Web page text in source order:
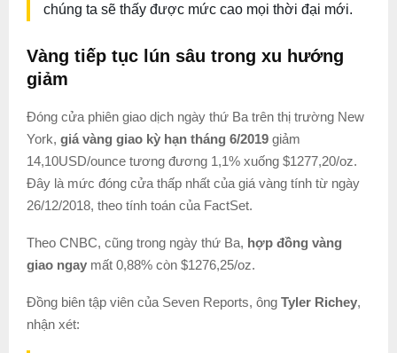
chúng ta sẽ thấy được mức cao mọi thời đại mới.
Vàng tiếp tục lún sâu trong xu hướng
giảm
Đóng cửa phiên giao dịch ngày thứ Ba trên thị trường New
York, giá vàng giao kỳ hạn tháng 6/2019 giảm
14,10USD/ounce tương đương 1,1% xuống $1277,20/oz.
Đây là mức đóng cửa thấp nhất của giá vàng tính từ ngày
26/12/2018, theo tính toán của FactSet.
Theo CNBC, cũng trong ngày thứ Ba, hợp đồng vàng
giao ngay mất 0,88% còn $1276,25/oz.
Đồng biên tập viên của Seven Reports, ông Tyler Richey,
nhận xét: